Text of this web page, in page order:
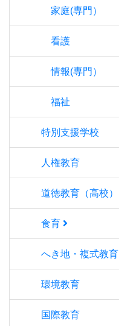
家庭(専門）
看護
情報(専門）
福祉
特別支援学校
人権教育
道徳教育（高校）
食育
へき地・複式教育
環境教育
国際教育